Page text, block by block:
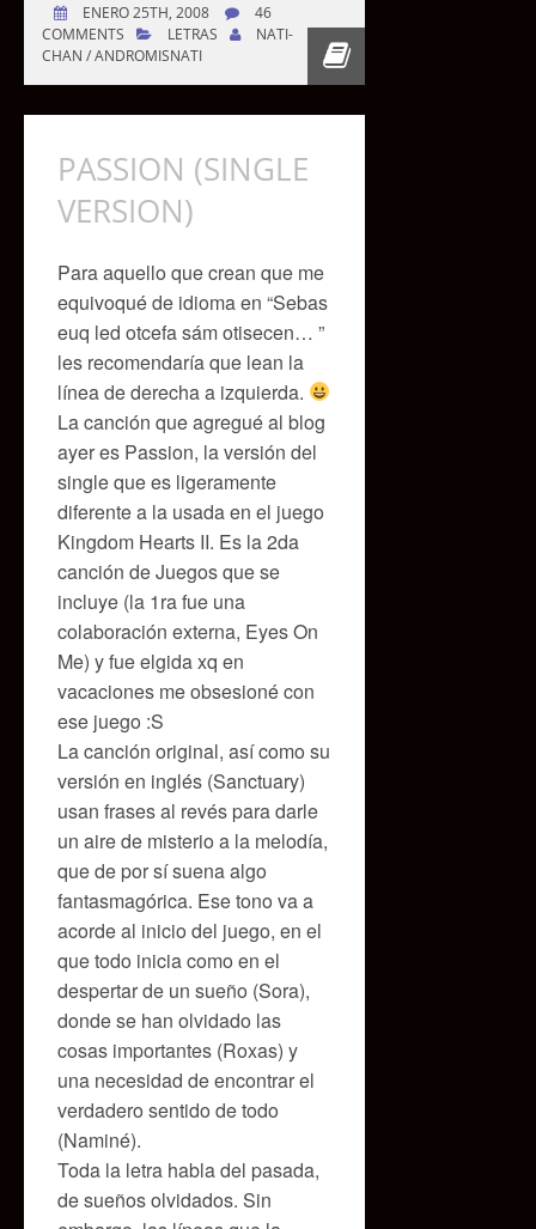
ENERO 25TH, 2008
46
COMMENTS
LETRAS
NATI-
CHAN / ANDROMISNATI
PASSION (SINGLE
VERSION)
Para aquello que crean que me
equivoqué de idioma en “Sebas
euq led otcefa sám otisecen… ”
les recomendaría que lean la
línea de derecha a izquierda.
La canción que agregué al blog
ayer es Passion, la versión del
single que es ligeramente
diferente a la usada en el juego
Kingdom Hearts II. Es la 2da
canción de Juegos que se
incluye (la 1ra fue una
colaboración externa, Eyes On
Me) y fue elgida xq en
vacaciones me obsesioné con
ese juego :S
La canción original, así como su
versión en inglés (Sanctuary)
usan frases al revés para darle
un aire de misterio a la melodía,
que de por sí suena algo
fantasmagórica. Ese tono va a
acorde al inicio del juego, en el
que todo inicia como en el
despertar de un sueño (Sora),
donde se han olvidado las
cosas importantes (Roxas) y
una necesidad de encontrar el
verdadero sentido de todo
(Naminé).
Toda la letra habla del pasada,
de sueños olvidados. Sin